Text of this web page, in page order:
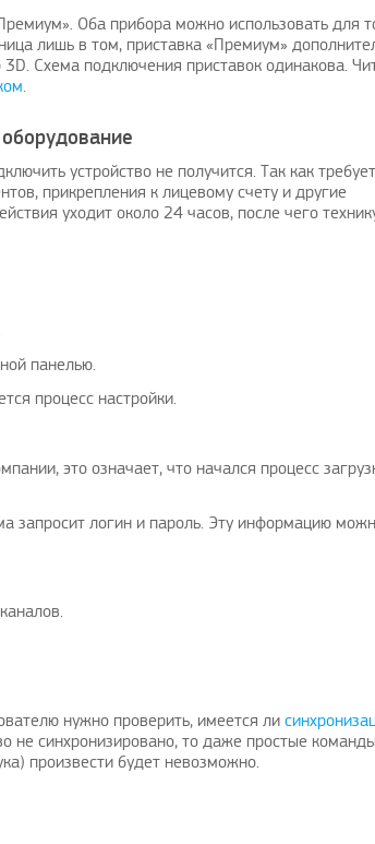
Оба прибора можно использовать для
лишь в том, приставка «Премиум»
Схема подключения приставок одинакова.
.
устройство не получится. Так как
прикрепления к лицевому счету и другие
уходит около 24 часов, после чего
панелью.
процесс настройки.
это означает, что начался процесс
запросит логин и пароль. Эту информацию
нужно проверить, имеется ли
не синхронизировано, то даже простые команды
произвести будет невозможно.